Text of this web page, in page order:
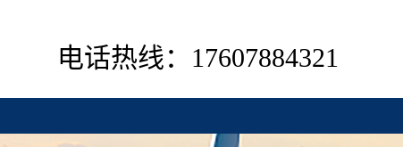
电话热线：17607884321